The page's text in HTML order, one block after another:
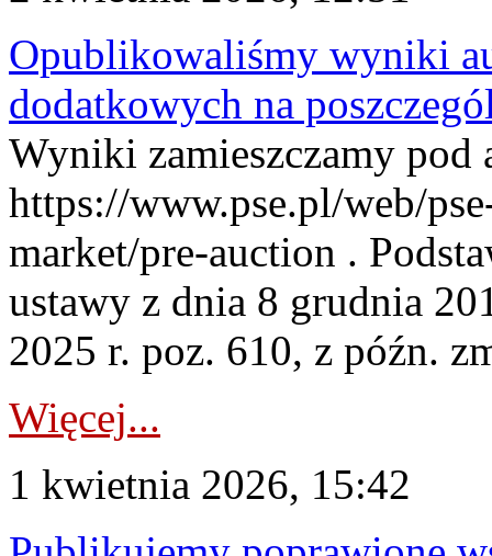
Opublikowaliśmy wyniki
dodatkowych na
Wyniki zamieszczamy pod
https://www.pse.pl/web/
market/pre-auction .
ustawy z dnia 8 grudnia
2025 r. poz. 610, z późn.
Więcej...
1 kwietnia 2026, 15:42